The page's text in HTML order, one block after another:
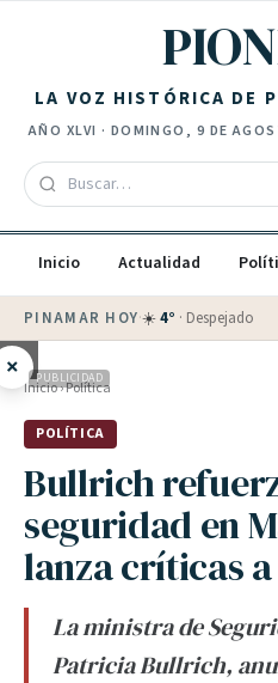
LA VOZ HISTÓRICA DE
AÑO XLVI · DOMINGO, 9 DE
Inicio Actualidad
PINAMAR HOY·💵 Dólar blue$1525
× PUBLICIDAD
Inicio›Política
POLÍTICA
Bullrich
seguridad en
lanza críticas
La ministra de
Patricia Bullrich,